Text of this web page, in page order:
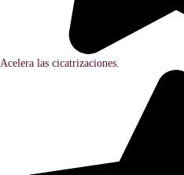
Acelera las cicatrizaciones.